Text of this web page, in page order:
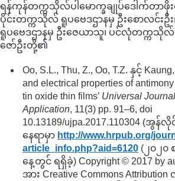
ရန်ကုန်တက္ကသိုလ်ပါမောက္ခချုပ်ဒေါက်တာဖို
ပိုင်းတက္ကသိုလ် ရူပဗေဒဌာနမှ ဦးစောလင်း
ရူပဗေဒဌာနမှ ဦးဇေယာသူ၊ ပင်လုံတက္ကသိုလ်
ဇော်ဦးတို့၏
Oo, S.L., Thu, Z., Oo, T.Z. နှင့်
and electrical properties of
tin oxide thin films’ Universal
Application, 11(3) pp. 91–6, doi
10.13189/ujpa.2017.110304 (အွ
နေရာမှာ http://www.hrpub.org/
article_info.php?aid=6120 (၂၀၂
နေ့တွင် ရရှိခဲ့) Copyright © 2017 by
အား Creative Commons